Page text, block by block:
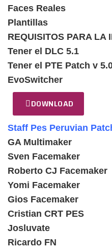
Faces Reales
Plantillas
REQUISITOS PARA LA
Tener el DLC 5.1
Tener el PTE Patch v
EvoSwitcher
DOWNLOAD
Staff Pes Peruvian
GA Multimaker
Sven Facemaker
Roberto CJ Facemaker
Yomi Facemaker
Gios Facemaker
Cristian CRT PES
Josluvate
Ricardo FN